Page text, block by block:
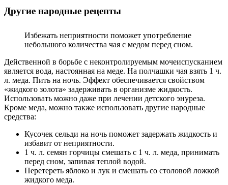
Другие народные рецепты
Избежать неприятности поможет употребление
небольшого количества чая с медом перед сном.
Действенной в борьбе с неконтролируемым мочеиспусканием
является вода, настоянная на меде. На полчашки чая взять 1 ч.
л. меда. Пить на ночь. Эффект обеспечивается свойством
«жидкого золота» задерживать в организме жидкость.
Использовать можно даже при лечении детского энуреза.
Кроме меда, можно также использовать другие народные
средства:
Кусочек сельди на ночь поможет задержать жидкость и
избавит от неприятности.
1 ч. л. семян горчицы смешать с 1 ч. л. меда, принимать
перед сном, запивая теплой водой.
Перетереть яблоко и лук и смешать со столовой ложкой
жидкого меда.